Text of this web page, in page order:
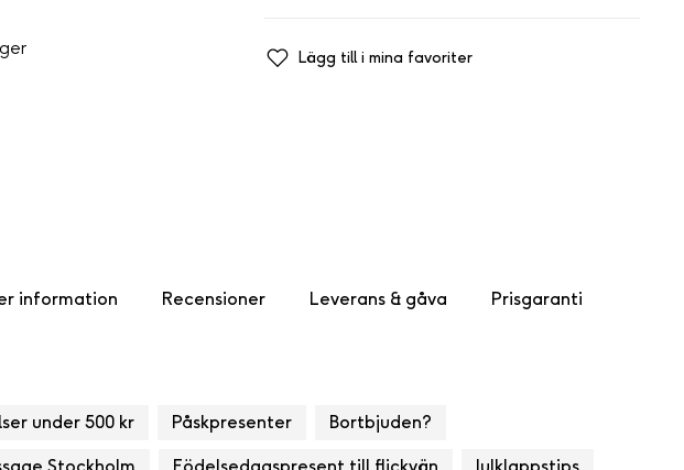
Lägg till i mina favoriter
information Recensioner Leverans & gåva Prisgaranti
under 500 kr Påskpresenter Bortbjuden?